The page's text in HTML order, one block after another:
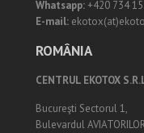
Whatsapp:+420 734
E-mail:
ROMÂNIA
CENTRUL EKOTOX
Bucureşti Sectorul 1,
Bulevardul